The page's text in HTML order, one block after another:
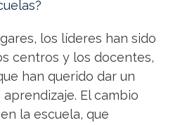
los líderes han sido
centros y los docentes,
han querido dar un
El cambio
la escuela, que